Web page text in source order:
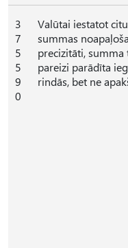
3
7
5
5
9
0
Valūtai iestatot citu
summas
precizitāti, summa
pareizi parādīta
rindās, bet ne